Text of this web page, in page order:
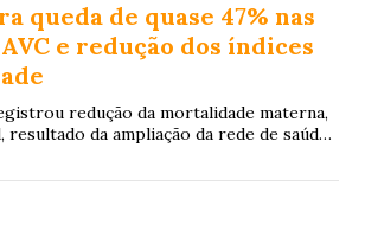
queda de quase 47% nas
e redução dos índices
redução da mortalidade materna,
resultado da ampliação da rede de saúde